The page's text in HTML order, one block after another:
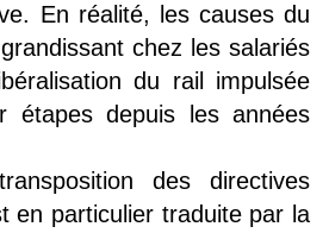
En réalité, les causes du
chez les salariés
du rail impulsée
étapes depuis les années
des directives
en particulier traduite par la